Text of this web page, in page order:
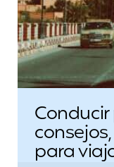
para